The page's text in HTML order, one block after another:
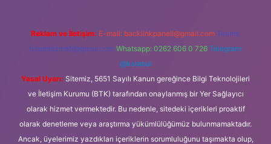
Reklam ve İletişim: E-mail: backlinkpaneli@gmail.com Teams:
forumhizmeti@gmail.com Whatsapp: 0262 606 0 726 Telegram:
@karabul
Yasal Uyarı: Sitemiz, 5651 Sayılı Kanun gereğince Bilgi Teknolojileri
ve İletişim Kurumu (BTK) tarafından onaylanmış bir Yer Sağlayıcı
olarak hizmet vermektedir. Bu nedenle, sitedeki içerikleri proaktif
olarak denetleme veya araştırma yükümlülüğümüz bulunmamaktadır.
Ancak, üyelerimiz yazdıkları içeriklerin sorumluluğunu taşımakta olup,